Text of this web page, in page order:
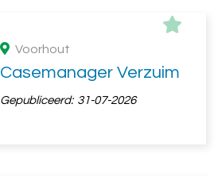
Voorhout
Casemanager Verzuim
Gepubliceerd: 31-07-2026